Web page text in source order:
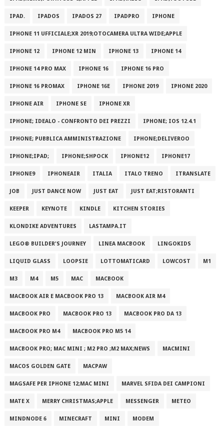
IPAD. IPADOS IPADOS 27 IPADPRO IPHONE
IPHONE 11 UFFICIALE;XR 2019;OTOCAMERA ULTRA WIDE;APPLE
IPHONE 12 IPHONE 12 MIN IPHONE 13 IPHONE 14
IPHONE 14 PRO MAX IPHONE 16 IPHONE 16 PRO
IPHONE 16 PROMAX IPHONE 16E IPHONE 2019 IPHONE 2020
IPHONE AIR IPHONE SE IPHONE XR
IPHONE; IDEALO - CONFRONTO DEI PREZZI IPHONE; IOS 12.4.1
IPHONE; PUBBLICA AMMINISTRAZIONE IPHONE;DELIVEROO
IPHONE;IPAD; IPHONE;SHPOCK IPHONE12 IPHONE17
IPHONE9 IPHONEAIR ITALIA ITALO TRENO ITRANSLATE
JOB JUST DANCE NOW JUST EAT JUST EAT;RISTORANTI
KEEPER KEYNOTE KINDLE KITCHEN STORIES
KLONDIKE ADVENTURES LASTAMPA.IT
LEGO® BUILDER'S JOURNEY LINEA MACBOOK LINGOKIDS
LIQUID GLASS LOOPSIE LOTTOMATICARD LOWCOST M1
M3 M4 M5 MAC MACBOOK
MACBOOK AIR E MACBOOK PRO 13 MACBOOK AIR M4
MACBOOK PRO MACBOOK PRO 13 MACBOOK PRO DA 13
MACBOOK PRO M4 MACBOOK PRO M5 14
MACBOOK PRO; MAC MINI ; M2 PRO ;M2 MAX;NEWS MACMINI
MACOS GOLDEN GATE MACPAW
MAGSAFE PER IPHONE 12;MAC MINI MARVEL SFIDA DEI CAMPIONI
MATE X MERRY CHRISTMAS;APPLE MESSENGER METEO
MINDNODE 6 MINECRAFT MINI MODEM